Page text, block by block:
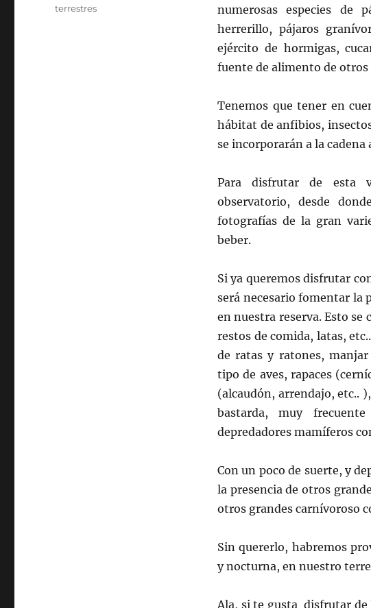
numerosas especies de
herrerillo, pájaros
ejército de hormigas,
fuente de alimento de otros
Tenemos que tener en
hábitat de anfibios,
se incorporarán a la
Para disfrutar de esta
observatorio, desde
fotografías de la gran
beber.
Si ya queremos disfrutar
será necesario fomentar la
en nuestra reserva. Esto se
restos de comida, latas,
de ratas y ratones,
tipo de aves, rapaces
(alcaudón, arrendajo, etc..
bastarda, muy
depredadores mamíferos
Con un poco de suerte, y
la presencia de otros
otros grandes carnívoroso
Sin quererlo, habremos
y nocturna, en nuestro
Ala, si te gusta disfrutar de
terrestres